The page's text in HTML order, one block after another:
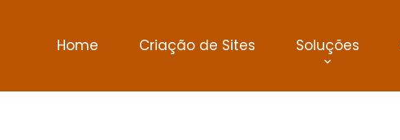
Home Criação de Sites Soluções